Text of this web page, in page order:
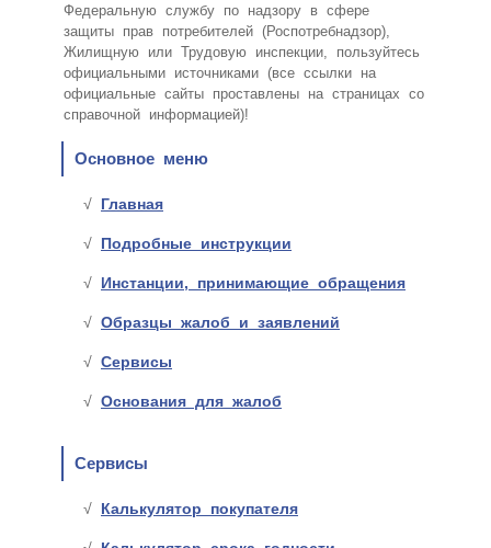
Федеральную службу по надзору в сфере
защиты прав потребителей (Роспотребнадзор),
Жилищную или Трудовую инспекции, пользуйтесь
официальными источниками (все ссылки на
официальные сайты проставлены на страницах со
справочной информацией)!
Основное меню
Главная
Подробные инструкции
Инстанции, принимающие обращения
Образцы жалоб и заявлений
Сервисы
Основания для жалоб
Сервисы
Калькулятор покупателя